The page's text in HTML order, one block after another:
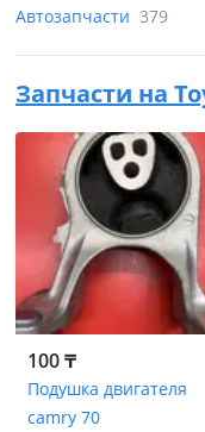
Автозапчасти 379
Запчасти на
100 ₸
Подушка двигателя
camry 70